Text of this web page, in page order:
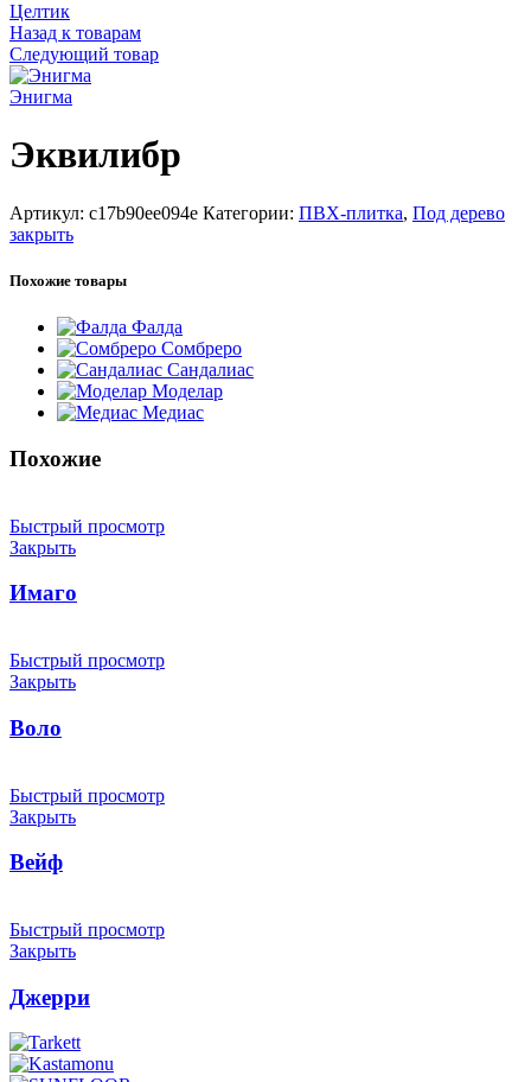
Целтик
Назад к товарам
Следующий товар
Энигма
Эквилибр
Артикул: c17b90ee094e Категории: ПВХ-плитка, Под дерево
закрыть
Похожие товары
Фалда
Сомбреро
Сандалиас
Моделар
Медиас
Похожие
Быстрый просмотр
Закрыть
Имаго
Быстрый просмотр
Закрыть
Воло
Быстрый просмотр
Закрыть
Вейф
Быстрый просмотр
Закрыть
Джерри